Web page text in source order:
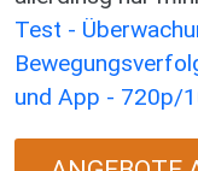
Test -
und App - 720p/